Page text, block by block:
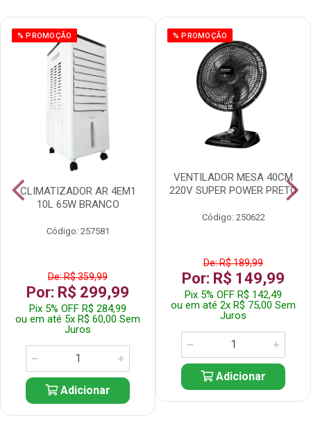
% PROMOÇÃO
CLIMATIZADOR AR 4EM1
10L 65W BRANCO
Código: 257581
De: R$ 359,99
Por: R$ 299,99
Pix 5% OFF R$ 284,99
ou em até 5x R$ 60,00 Sem
Juros
Adicionar
% PROMOÇÃO
VENTILADOR MESA 40CM
220V SUPER POWER PRETO
Código: 250622
De: R$ 189,99
Por: R$ 149,99
Pix 5% OFF R$ 142,49
ou em até 2x R$ 75,00 Sem
Juros
Adicionar